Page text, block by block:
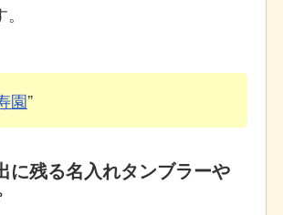
園
に残る名入れタンブラーや